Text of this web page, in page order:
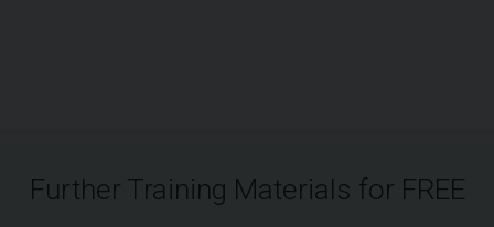
Further Training Materials for FREE